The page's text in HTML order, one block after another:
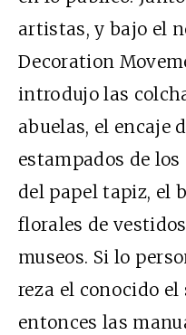
artistas, y bajo el
Decoration
introdujo las
abuelas, el encaje
estampados de
del papel tapiz, el
florales de
museos. Si lo
reza el conocido
entonces las